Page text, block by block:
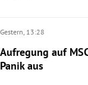
Gestern, 13:28
Aufregung auf
Panik aus